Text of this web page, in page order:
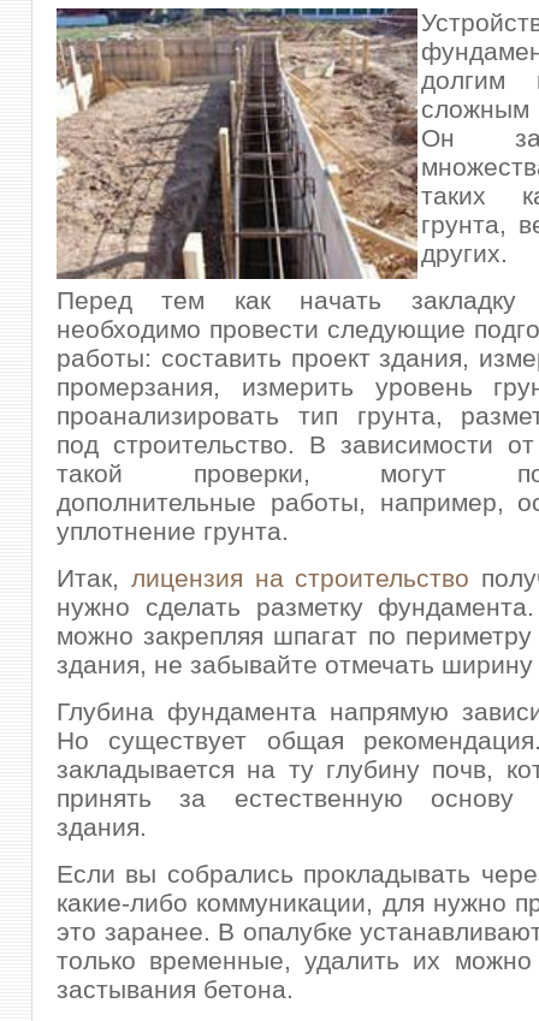
долгим
Он
таких
грунта,
других.
Перед тем как начать закладку
необходимо провести следующие
работы: составить проект здания,
промерзания, измерить уровень
проанализировать тип грунта,
под строительство. В зависимости от
такой проверки, могут
дополнительные работы, например,
уплотнение грунта.
Итак, лицензия на строительство
нужно сделать разметку
можно закрепляя шпагат по периметру
здания, не забывайте отмечать
Глубина фундамента напрямую
Но существует общая
закладывается на ту глубину почв,
принять за естественную основу
здания.
Если вы собрались прокладывать
какие-либо коммуникации, для нужно
это заранее. В опалубке
только временные, удалить их можно
застывания бетона.